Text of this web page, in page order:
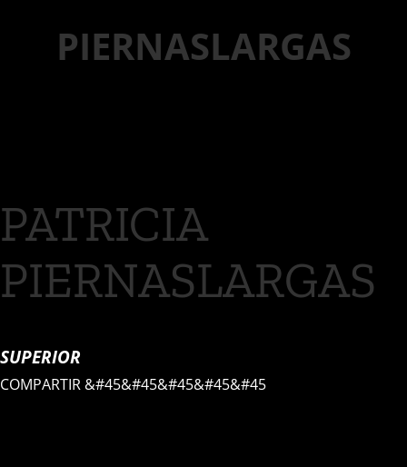
PIERNASLARGAS
PATRICIA
PIERNASLARGAS
SUPERIOR
COMPARTIR &#45&#45&#45&#45&#45